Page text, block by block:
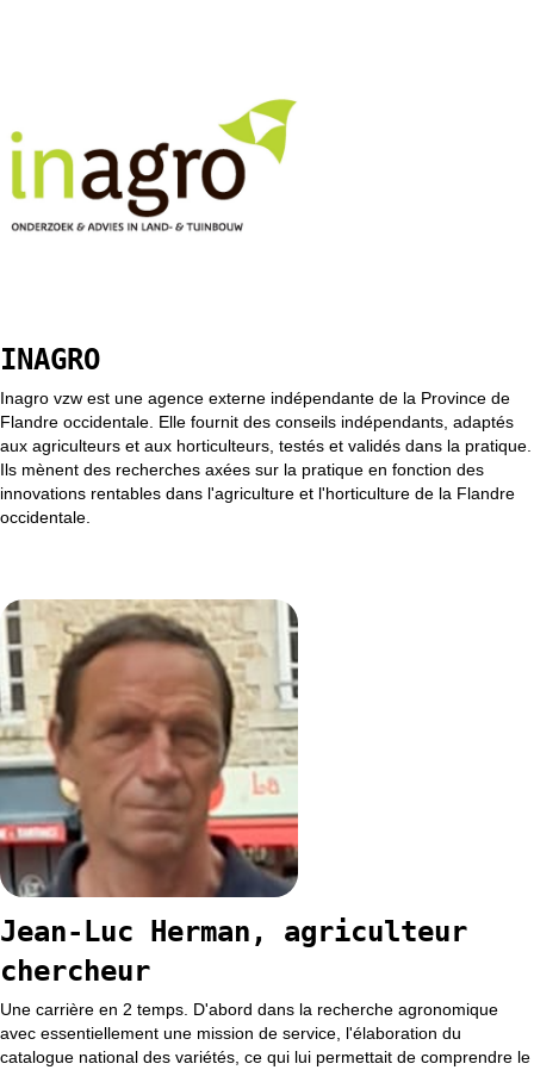
INAGRO
Inagro vzw est une agence externe indépendante de la Province de
Flandre occidentale. Elle fournit des conseils indépendants, adaptés
aux agriculteurs et aux horticulteurs, testés et validés dans la pratique.
Ils mènent des recherches axées sur la pratique en fonction des
innovations rentables dans l'agriculture et l'horticulture de la Flandre
occidentale.
Jean-Luc Herman, agriculteur
chercheur
Une carrière en 2 temps. D'abord dans la recherche agronomique
avec essentiellement une mission de service, l'élaboration du
catalogue national des variétés, ce qui lui permettait de comprendre le